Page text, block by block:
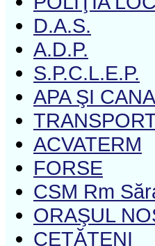
D.A.S.
A.D.P.
S.P.C.L.E.P.
APA ŞI
ACVATERM
FORSE
CSM Rm
ORAŞUL
CETĂŢENI